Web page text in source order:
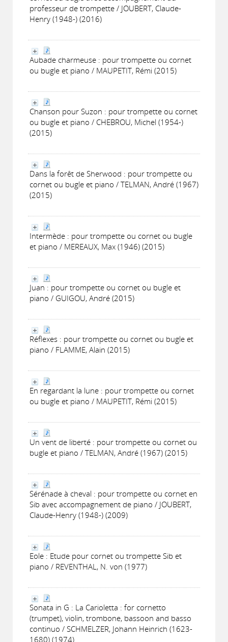
professeur de trompette / JOUBERT, Claude-
Henry (1948-) (2016)
Aubade charmeuse : pour trompette ou cornet
ou bugle et piano / MAUPETIT, Rémi (2015)
Chanson pour Suzon : pour trompette ou cornet
ou bugle et piano / CHEBROU, Michel (1954-)
(2015)
Dans la forêt de Sherwood : pour trompette ou
cornet ou bugle et piano / TELMAN, André (1967)
(2015)
Intermède : pour trompette ou cornet ou bugle
et piano / MEREAUX, Max (1946) (2015)
Juan : pour trompette ou cornet ou bugle et
piano / GUIGOU, André (2015)
Réflexes : pour trompette ou cornet ou bugle et
piano / FLAMME, Alain (2015)
En regardant la lune : pour trompette ou cornet
ou bugle et piano / MAUPETIT, Rémi (2015)
Un vent de liberté : pour trompette ou cornet ou
bugle et piano / TELMAN, André (1967) (2015)
Sérénade à cheval : pour trompette ou cornet en
Sib avec accompagnement de piano / JOUBERT,
Claude-Henry (1948-) (2009)
Eole : Etude pour cornet ou trompette Sib et
piano / REVENTHAL, N. von (1977)
Sonata in G : La Carioletta : for cornetto
(trumpet), violin, trombone, bassoon and basso
continuo / SCHMELZER, Johann Heinrich (1623-
1680) (1974)